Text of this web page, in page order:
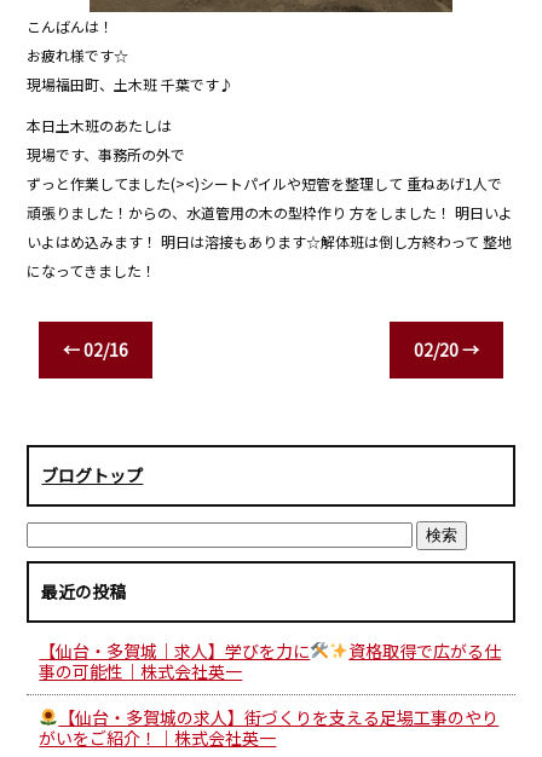
こんばんは！
お疲れ様です☆
現場福田町、土木班 千葉です♪
本日土木班のあたしは
現場です、事務所の外で
ずっと作業してました(><)シートパイルや短管を整理して 重ねあげ1人で
頑張りました！からの、水道管用の木の型枠作り 方をしました！ 明日いよ
いよはめ込みます！ 明日は溶接もあります☆解体班は倒し方終わって 整地
になってきました！
←02/16 02/20→
ブログトップ
最近の投稿
【仙台・多賀城｜求人】学びを力に
資格取得で広がる仕
事の可能性｜株式会社英一
【仙台・多賀城の求人】街づくりを支える足場工事のやり
がいをご紹介！｜株式会社英一